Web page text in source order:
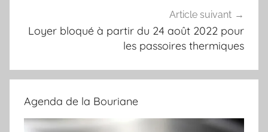
Article suivant
Loyer bloqué à partir du 24 août 2022 pour
les passoires thermiques
Agenda de la Bouriane